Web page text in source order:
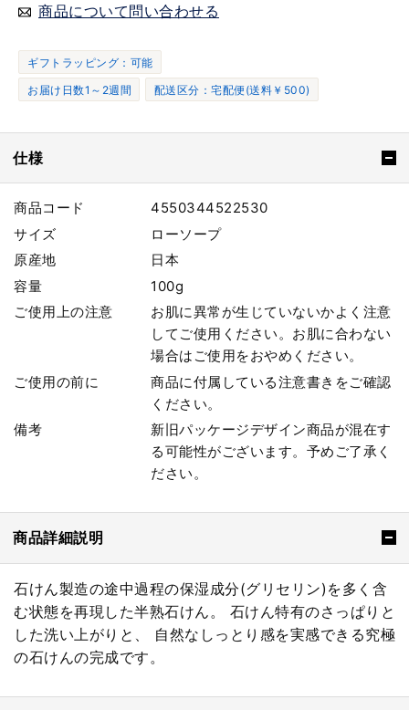
商品について問い合わせる
ギフトラッピング：可能
お届け日数1～2週間
配送区分：宅配便(送料￥500)
仕様
商品コード
4550344522530
サイズ
ローソープ
原産地
日本
容量
100g
ご使用上の注意
お肌に異常が生じていないかよく注意
してご使用ください。お肌に合わない
場合はご使用をおやめください。
ご使用の前に
商品に付属している注意書きをご確認
ください。
備考
新旧パッケージデザイン商品が混在す
る可能性がございます。予めご了承く
ださい。
商品詳細説明
石けん製造の途中過程の保湿成分(グリセリン)を多く含
む状態を再現した半熟石けん。 石けん特有のさっぱりと
した洗い上がりと、 自然なしっとり感を実感できる究極
の石けんの完成です。